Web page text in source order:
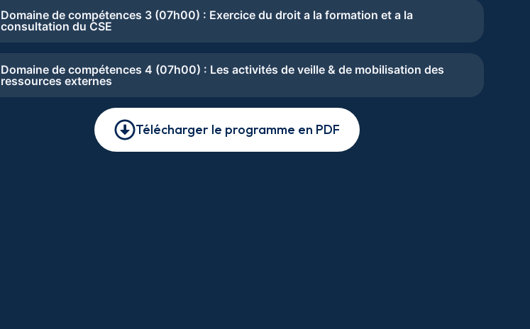
Domaine de compétences 3 (07h00) : Exercice du droit a la formation et a la
consultation du CSE
Domaine de compétences 4 (07h00) : Les activités de veille & de mobilisation des
ressources externes
Télécharger le programme en PDF